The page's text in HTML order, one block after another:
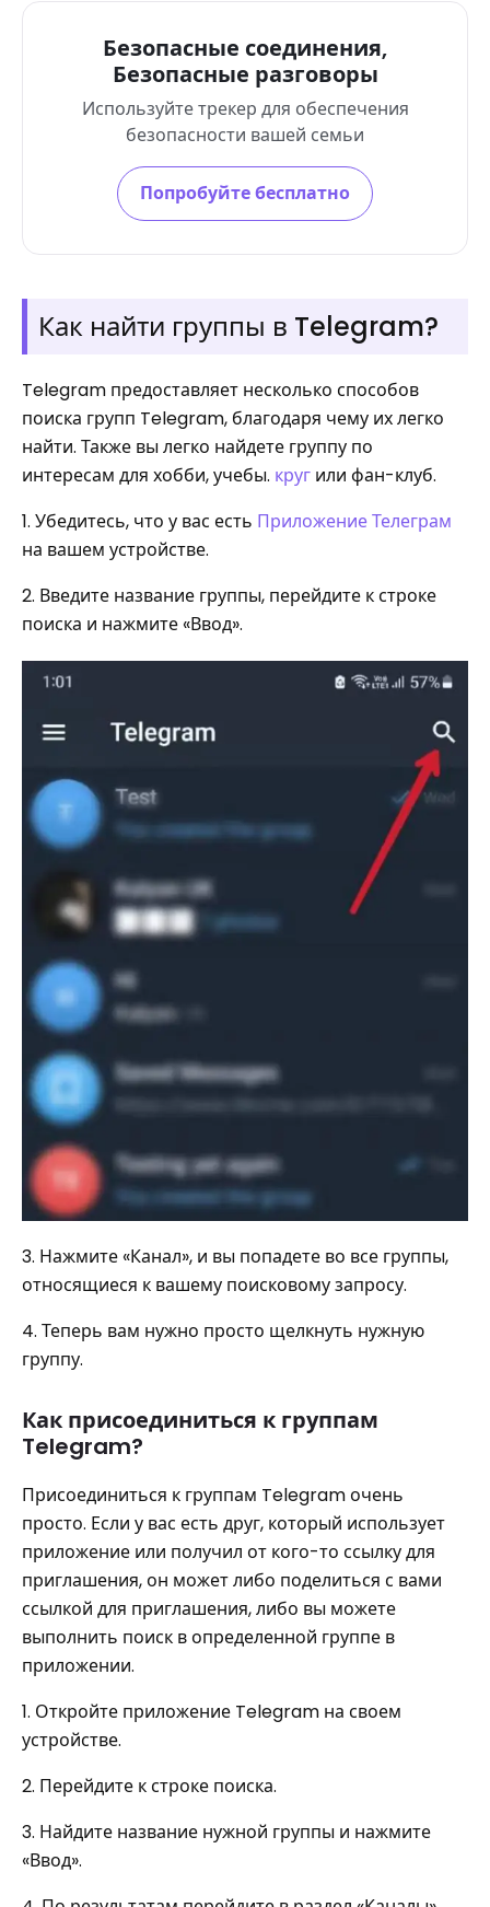
Безопасные соединения,
Безопасные разговоры
Используйте трекер для обеспечения
безопасности вашей семьи
Попробуйте бесплатно
Как найти группы в Telegram?
Telegram предоставляет несколько способов
поиска групп Telegram, благодаря чему их легко
найти. Также вы легко найдете группу по
интересам для хобби, учебы. круг или фан-клуб.
1. Убедитесь, что у вас есть Приложение Телеграм
на вашем устройстве.
2. Введите название группы, перейдите к строке
поиска и нажмите «Ввод».
3. Нажмите «Канал», и вы попадете во все группы,
относящиеся к вашему поисковому запросу.
4. Теперь вам нужно просто щелкнуть нужную
группу.
Как присоединиться к группам
Telegram?
Присоединиться к группам Telegram очень
просто. Если у вас есть друг, который использует
приложение или получил от кого-то ссылку для
приглашения, он может либо поделиться с вами
ссылкой для приглашения, либо вы можете
выполнить поиск в определенной группе в
приложении.
1. Откройте приложение Telegram на своем
устройстве.
2. Перейдите к строке поиска.
3. Найдите название нужной группы и нажмите
«Ввод».